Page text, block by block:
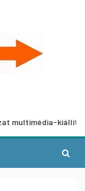
kiállításhoz